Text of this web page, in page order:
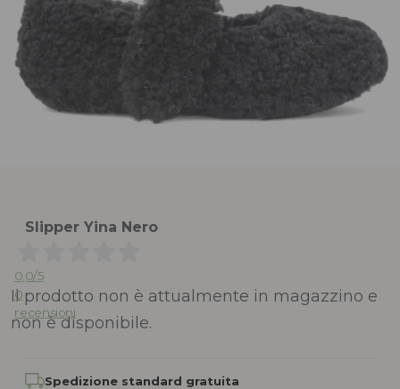
Slipper Yina Nero
0,0/5
0
recensioni
Il prodotto non è attualmente in magazzino e
non è disponibile.
Spedizione standard gratuita